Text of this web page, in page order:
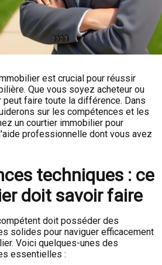
est crucial pour réussir
Que vous soyez acheteur ou
peut faire toute la différence. Dans
sur les compétences et les
un courtier immobilier pour
professionnelle dont vous avez
techniques : ce
doit savoir faire
doit posséder des
solides pour naviguer efficacement
Voici quelques-unes des
essentielles :